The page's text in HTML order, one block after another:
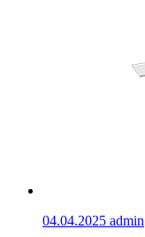
04.04.2025 admin